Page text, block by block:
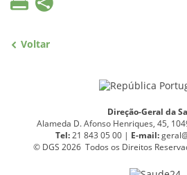
Voltar
Direção-Geral da
Alameda D. Afonso Henriques, 45,
Tel:21 843 05 00 | E-mail:
© DGS 2026 Todos os Direitos